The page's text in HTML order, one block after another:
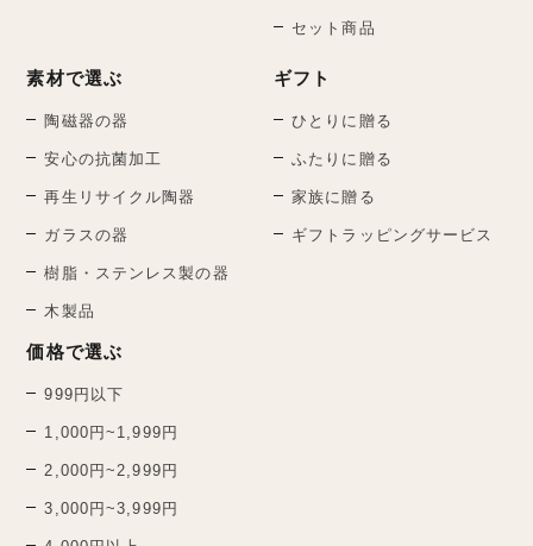
セット商品
素材で選ぶ
陶磁器の器
安心の抗菌加工
再生リサイクル陶器
ガラスの器
樹脂・ステンレス製の器
木製品
価格で選ぶ
999円以下
1,000円~1,999円
2,000円~2,999円
3,000円~3,999円
ギフト
ひとりに贈る
ふたりに贈る
家族に贈る
ギフトラッピングサービス